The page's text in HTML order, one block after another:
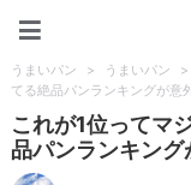
うまいパン > うまいパン >
てる絶品パンランキングが意
これが1位ってマ
品パンランキング